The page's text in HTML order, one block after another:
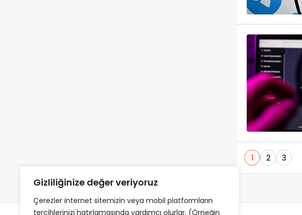
Gizliliğinize değer veriyoruz
Çerezler internet sitemizin veya mobil platformların
tercihlerinizi hatırlamasında yardımcı olurlar. (Örneğin
1 2 3